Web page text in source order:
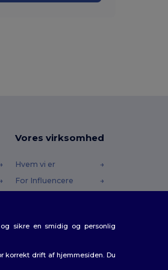
Vores virksomhed
Hvem vi er
For Influencere
sikre en smidig og personlig
korrekt drift af hjemmesiden. Du